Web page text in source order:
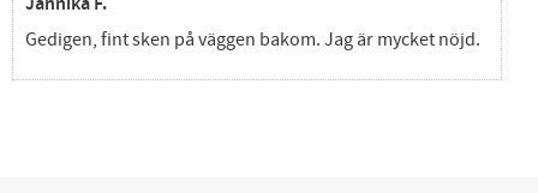
Gedigen, fint sken på väggen bakom. Jag är mycket nöjd.